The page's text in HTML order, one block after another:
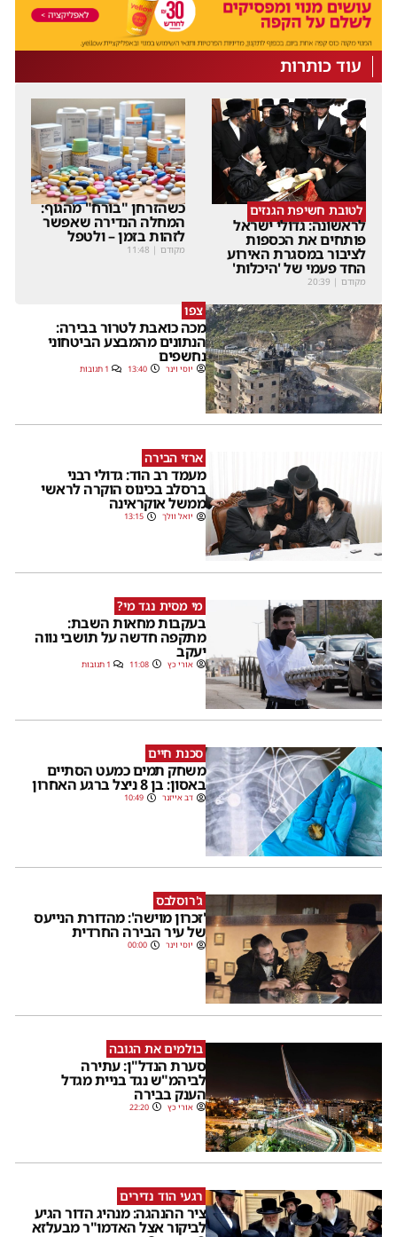
עוד כותרות
לטובת חשיפת הגנזים
לראשונה: גדולי ישראל
פותחים את הכספות
לציבור במסגרת האירוע
החד פעמי של 'היכלות'
מקודם |
20:39
כשהזרחן "בורח" מהגוף:
המחלה הנדירה שאפשר
לזהות בזמן – ולטפל
מקודם |
11:48
צפו
מכה כואבת לטרור בבירה:
הנתונים מהמבצע הביטחוני
נחשפים
יוסי וינר 13:40 1 תגובות
ארזי הבירה
מעמד רב הוד: גדולי רבני
ברסלב בכינוס הוקרה לראשי
ממשל אוקראינה
יואל וולך 13:15
מי מסית נגד מי?
בעקבות מחאות השבת:
מתקפה חדשה על תושבי נווה
יעקב
אורי כץ 11:08 1 תגובות
סכנת חיים
משחק תמים כמעט הסתיים
באסון: בן 8 ניצל ברגע האחרון
דב אייזנר 10:49
ג'רוסלבס
'זכרון מוישה': מהדורת הנייעס
של עיר הבירה החרדית
יוסי וינר 00:00
בולמים את הגובה
סערת הנדל"ן: עתירה
לביהמ"ש נגד בניית מגדל
הענק בבירה
אורי כץ 22:20
רגעי הוד נדירים
ציר ההנהגה: מנהיג הדור הגיע
לביקור אצל האדמו"ר מבעלזא